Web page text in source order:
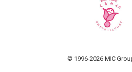
© 1996-2026 MIC